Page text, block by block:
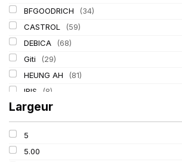
BFGOODRICH
(34)
CASTROL
(59)
DEBICA
(68)
Giti
(29)
HEUNG AH
(81)
IRIS
(8)
ITALMATIC
KLEBER (116)
LASSA
MICHELIN
Largeur
5
5.00